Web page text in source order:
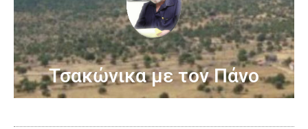
Τσακώνικα με τον Πάνο